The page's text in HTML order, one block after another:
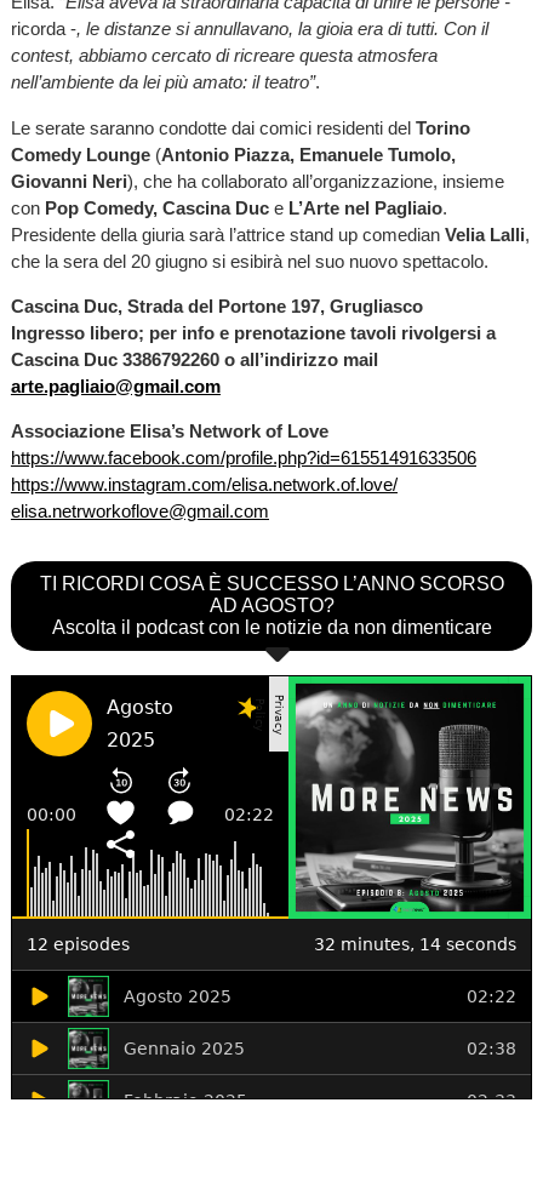
ricorda -, le distanze si annullavano, la gioia era di tutti. Con il
contest, abbiamo cercato di ricreare questa atmosfera
nell’ambiente da lei più amato: il teatro”.
Le serate saranno condotte dai comici residenti del Torino
Comedy Lounge (Antonio Piazza, Emanuele Tumolo,
Giovanni Neri), che ha collaborato all’organizzazione, insieme
con Pop Comedy, Cascina Duc e L’Arte nel Pagliaio.
Presidente della giuria sarà l’attrice stand up comedianVelia Lalli,
che la sera del 20 giugno si esibirà nel suo nuovo spettacolo.
Cascina Duc, Strada del Portone 197, Grugliasco
Ingresso libero; per info e prenotazione tavoli rivolgersi a
Cascina Duc 3386792260 o all’indirizzo mail
arte.pagliaio@gmail.com
Associazione Elisa’s Network of Love
https://www.facebook.com/profile.php?id=61551491633506
https://www.instagram.com/elisa.network.of.love/
elisa.netrworkoflove@gmail.com
TI RICORDI COSA È SUCCESSO L’ANNO SCORSO
AD AGOSTO?
Ascolta il podcast con le notizie da non dimenticare